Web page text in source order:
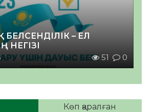
– ЕЛ
51 0
Көп қаралған